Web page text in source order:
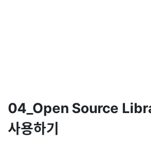
04_Open Source
사용하기